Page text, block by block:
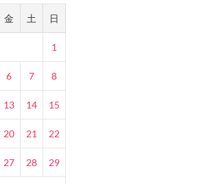
金 土 日
1
6 7 8
13 14 15
20 21 22
27 28 29